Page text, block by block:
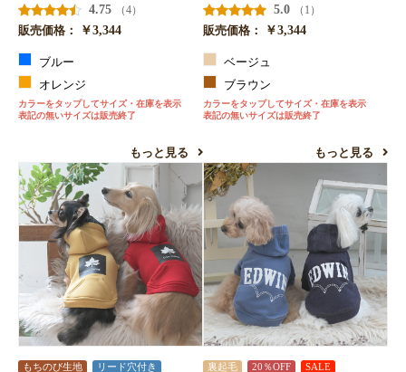
4.75
（4）
販売価格：
￥3,344
ブルー
オレンジ
カラーをタップしてサイズ・在庫を表示
表記の無いサイズは販売終了
もっと見る
5.0
（1）
販売価格：
￥3,344
ベージュ
ブラウン
カラーをタップしてサイズ・在庫を表示
表記の無いサイズは販売終了
もっと見る
もちのび生地
リード穴付き
裏起毛 20％OFF SALE